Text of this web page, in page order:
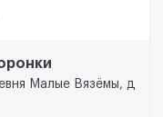
Малые Вязёмы, д